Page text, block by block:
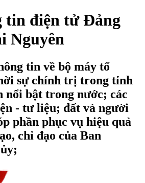
tin điện tử Đảng
Nguyên
tin về bộ máy tổ
sự chính trị trong tỉnh
nổi bật trong nước; các
- tư liệu; đất và người
phần phục vụ hiệu quả
chỉ đạo của Ban